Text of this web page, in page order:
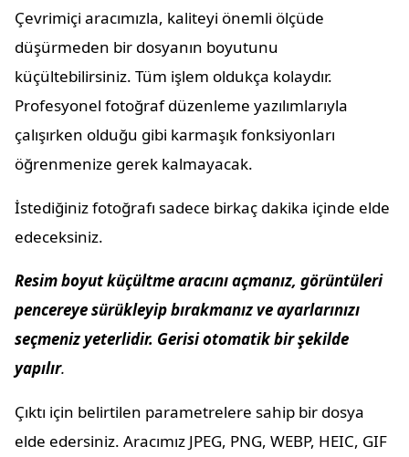
Çevrimiçi aracımızla, kaliteyi önemli ölçüde
düşürmeden bir dosyanın boyutunu
küçültebilirsiniz. Tüm işlem oldukça kolaydır.
Profesyonel fotoğraf düzenleme yazılımlarıyla
çalışırken olduğu gibi karmaşık fonksiyonları
öğrenmenize gerek kalmayacak.
İstediğiniz fotoğrafı sadece birkaç dakika içinde elde
edeceksiniz.
Resim boyut küçültme aracını açmanız, görüntüleri
pencereye sürükleyip bırakmanız ve ayarlarınızı
seçmeniz yeterlidir. Gerisi otomatik bir şekilde
yapılır.
Çıktı için belirtilen parametrelere sahip bir dosya
elde edersiniz. Aracımız JPEG, PNG, WEBP, HEIC, GIF